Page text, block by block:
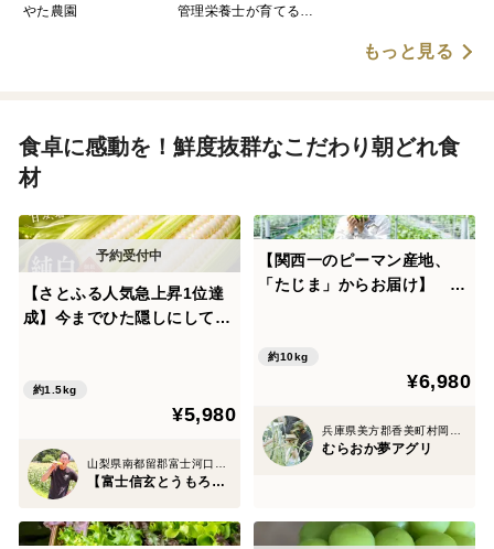
やた農園
管理栄養士が育てる固
もっと見る
食卓に感動を！鮮度抜群なこだわり朝どれ食
材
【さとふる人気急上昇1位達
成】今までひた隠しにしてき
販売☆旬の甘いトウモロコシ
【朝どれ】🌽2027年7月中旬
約1.5kg
¥5,980
【富士信玄とうもろこし】大澤園
【関西一のピーマン産地、
「たじま」からお届け】 朝
ｇ」【朝どれ】
約10kg
¥6,980
むらおか夢アグリ